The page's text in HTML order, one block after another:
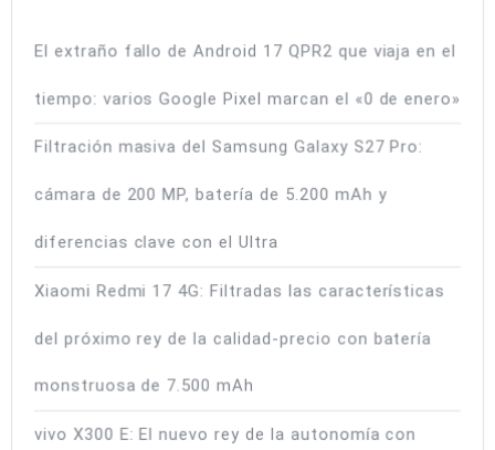
El extraño fallo de Android 17 QPR2 que viaja en el
tiempo: varios Google Pixel marcan el «0 de enero»
Filtración masiva del Samsung Galaxy S27 Pro:
cámara de 200 MP, batería de 5.200 mAh y
diferencias clave con el Ultra
Xiaomi Redmi 17 4G: Filtradas las características
del próximo rey de la calidad-precio con batería
monstruosa de 7.500 mAh
vivo X300 E: El nuevo rey de la autonomía con